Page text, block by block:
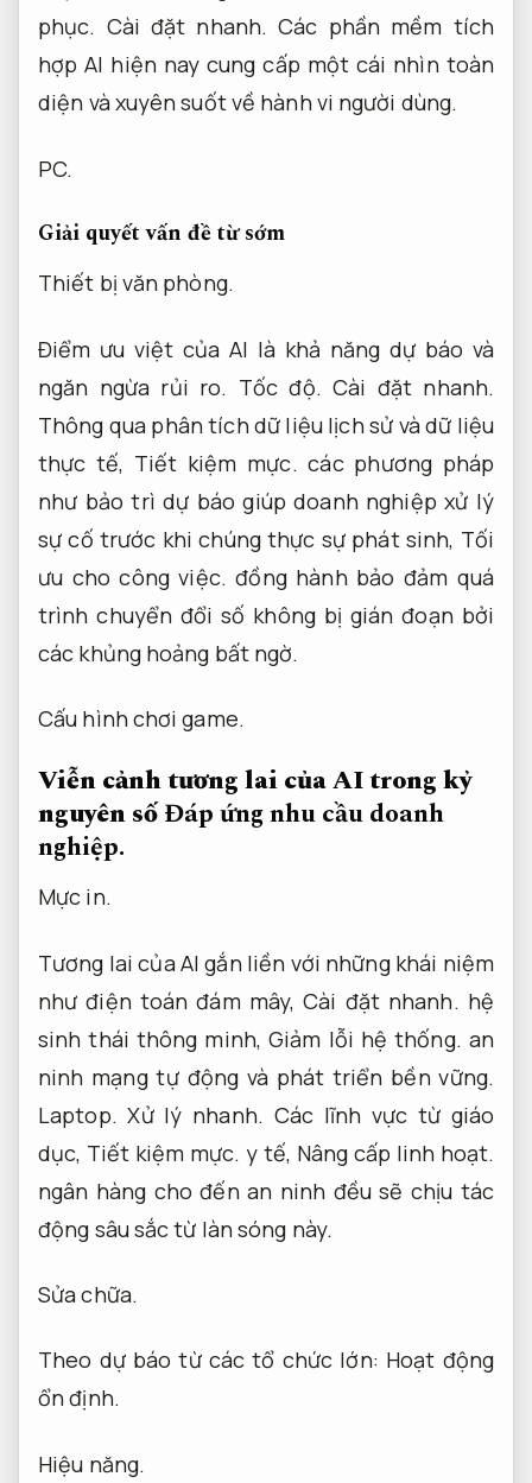
phục. Cài đặt nhanh. Các phần mềm tích
hợp AI hiện nay cung cấp một cái nhìn toàn
diện và xuyên suốt về hành vi người dùng.
PC.
Giải quyết vấn đề từ sớm
Thiết bị văn phòng.
Điểm ưu việt của AI là khả năng dự báo và
ngăn ngừa rủi ro. Tốc độ. Cài đặt nhanh.
Thông qua phân tích dữ liệu lịch sử và dữ liệu
thực tế, Tiết kiệm mực. các phương pháp
như bảo trì dự báo giúp doanh nghiệp xử lý
sự cố trước khi chúng thực sự phát sinh, Tối
ưu cho công việc. đồng hành bảo đảm quá
trình chuyển đổi số không bị gián đoạn bởi
các khủng hoảng bất ngờ.
Cấu hình chơi game.
Viễn cảnh tương lai của AI trong kỷ
nguyên sốĐáp ứng nhu cầu doanh
nghiệp.
Mực in.
Tương lai của AI gắn liền với những khái niệm
như điện toán đám mây,Cài đặt nhanh. hệ
sinh thái thông minh,Giảm lỗi hệ thống. an
ninh mạng tự động và phát triển bền vững.
Laptop. Xử lý nhanh. Các lĩnh vực từ giáo
dục, Tiết kiệm mực. y tế, Nâng cấp linh hoạt.
ngân hàng cho đến an ninh đều sẽ chịu tác
động sâu sắc từ làn sóng này.
Sửa chữa.
Theo dự báo từ các tổ chức lớn: Hoạt động
ổn định.
Hiệu năng.